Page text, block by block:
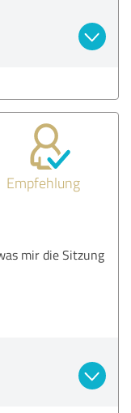
Empfehlung
mir die Sitzung